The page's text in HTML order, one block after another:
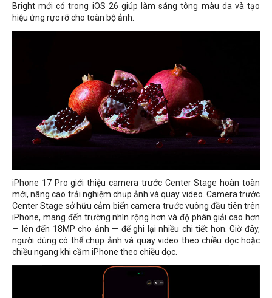
Brightmới có trong iOS 26 giúp làm sáng tông màu da và tạo
hiệu ứng rực rỡ cho toàn bộ ảnh.
iPhone 17 Pro giới thiệu camera trước Center Stage hoàn toàn
mới, nâng cao trải nghiệm chụp ảnh và quay video. Camera trước
Center Stage sở hữu cảm biến camera trước vuông đầu tiên trên
iPhone, mang đến trường nhìn rộng hơn và độ phân giải cao hơn
— lên đến 18MP cho ảnh — để ghi lại nhiều chi tiết hơn. Giờ đây,
người dùng có thể chụp ảnh và quay video theo chiều dọc hoặc
chiều ngang khi cầm iPhone theo chiều dọc.